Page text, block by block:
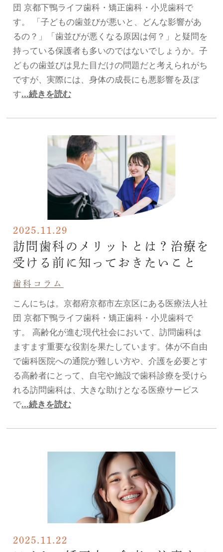
団 京都下鴨ライフ歯科・矯正歯科・小児歯科で
す。 「子どもの歯並びが悪いと、どんな影響があ
るの？」「歯並びが悪くなる原因は何？」と疑問を
持っている保護者も多いのではないでしょうか。子
どもの歯並びは見た目だけの問題だと考えられがち
ですが、実際には、身体の成長にも悪影響を及ぼ
す...続きを読む
2025.11.29
訪問歯科のメリットとは？治療を
受ける前に知っておきたいこと
歯科コラム
こんにちは。京都府京都市左京区にある医療法人社
団 京都下鴨ライフ歯科・矯正歯科・小児歯科で
す。 高齢化が進む現代社会において、訪問歯科は
ますます重要な役割を果たしています。体が不自由
で歯科医院への通院が難しい方や、介護を必要とす
る高齢者にとって、自宅や施設で歯科診療を受けら
れる訪問歯科は、大きな助けとなる医療サービス
で...続きを読む
2025.11.22